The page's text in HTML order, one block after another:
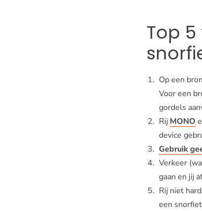
Top
Op een
Voor een
gordels
Rij MONO
device
Gebruik
Verkeer
gaan en jij
Rij niet
een